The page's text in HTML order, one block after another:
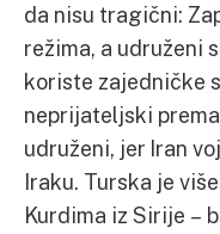
da nisu tragični:
režima, a udruženi
koriste zajedničke
neprijateljski
udruženi, jer Iran
Iraku. Turska je
Kurdima iz Sirije –